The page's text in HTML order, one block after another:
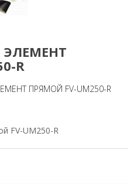
R
ПРЯМОЙ FV-UM250-R
FV-UM250-R